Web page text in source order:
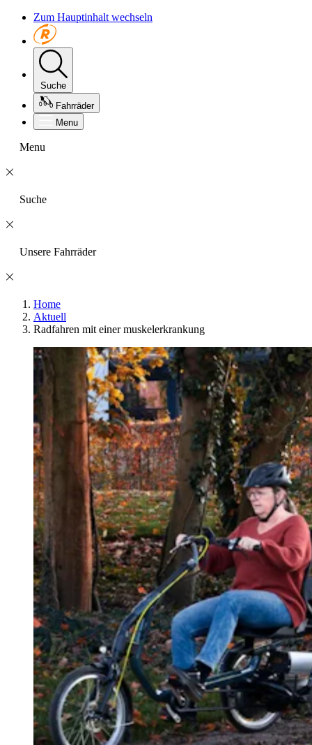
Zum Hauptinhalt wechseln
Suche
Fahrräder
Menu
Menu
Suche
Unsere Fahrräder
Home
Aktuell
Radfahren mit einer muskelerkrankung